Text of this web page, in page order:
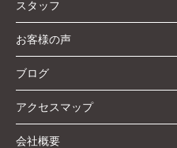
スタッフ
お客様の声
ブログ
アクセスマップ
会社概要